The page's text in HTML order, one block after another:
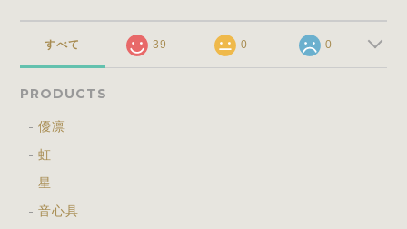
すべて 39 0 0
PRODUCTS
優凛
虹
星
音心具